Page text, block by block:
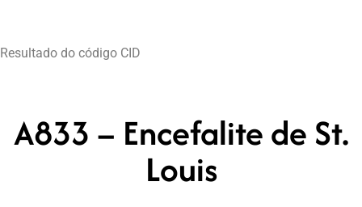
Resultado do código CID
A833 – Encefalite de St.
Louis